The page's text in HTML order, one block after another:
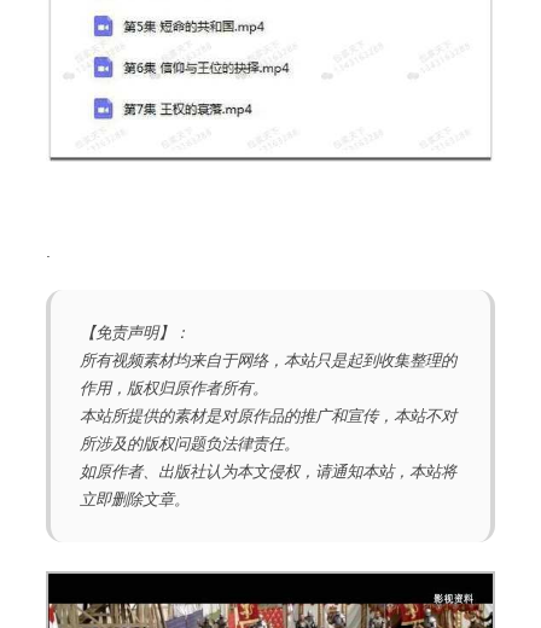
【免责声明】：
所有视频素材均来自于网络，本站只是起到收集整理的
作用，版权归原作者所有。
本站所提供的素材是对原作品的推广和宣传，本站不对
所涉及的版权问题负法律责任。
如原作者、出版社认为本文侵权，请通知本站，本站将
立即删除文章。